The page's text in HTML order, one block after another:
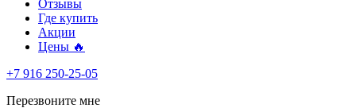
Отзывы
Где купить
Акции
Цены 🔥
+7 916 250-25-05
Перезвоните мне